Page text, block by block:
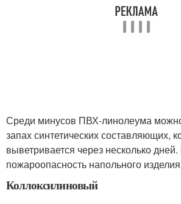
Среди минусов ПВХ-линолеума
запах синтетических составляющих,
выветривается через несколько
пожароопасность напольного
Коллоксилиновый